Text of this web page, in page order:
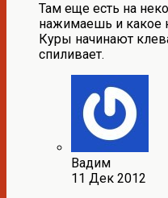
Там еще есть на
нажимаешь и какое
Куры начинают
спиливает.
Вадим
11 Дек 2012